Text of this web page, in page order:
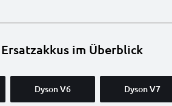
im Überblick
Dyson V6 Dyson V7